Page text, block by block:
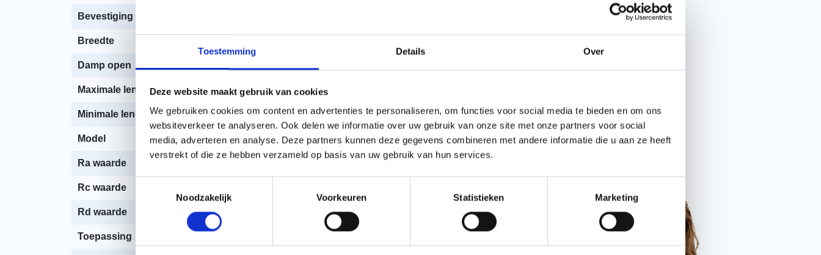
Toestemming Details Over
Deze website maakt gebruik van cookies
We gebruiken cookies om content en advertenties te personaliseren, om functies voor social media te bieden en om ons
websiteverkeer te analyseren. Ook delen we informatie over uw gebruik van onze site met onze partners voor social
media, adverteren en analyse. Deze partners kunnen deze gegevens combineren met andere informatie die u aan ze heeft
verstrekt of die ze hebben verzameld op basis van uw gebruik van hun services.
Noodzakelijk
Voorkeuren Statistieken Marketing
Bevestiging dakplaat
Breedte
Damp open
Maximale lengte
Minimale lengte 2000 mm
Model Unidek Aero
Ra waarde
Rc waarde
Rd waarde 6.35
Toepassing
085 2020 520
WhatsApp met ons